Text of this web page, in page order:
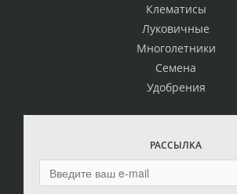
Клематисы
Луковичные
Многолетники
Семена
Удобрения
РАССЫЛКА